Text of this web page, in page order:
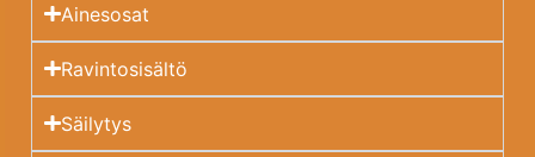
Ainesosat
Ravintosisältö
Säilytys